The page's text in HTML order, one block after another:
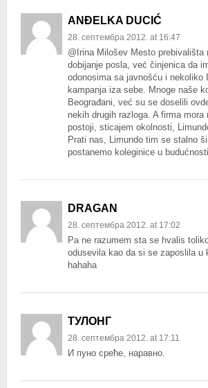
ANĐELKA DUCIĆ
28. септембра 2012. at 16:47
@Irina Milošev Mesto prebivališta
dobijanje posla, već činjenica da
odonosima sa javnošću i nekoliko
kampanja iza sebe. Mnoge naše
Beograđani, već su se doselili
nekih drugih razloga. A firma
postoji, sticajem okolnosti,
Prati nas, Limundo tim se stalno
postanemo koleginice u
DRAGAN
28. септембра 2012. at 17:02
Pa ne razumem sta se hvalis
odusevila kao da si se zaposlila u
hahaha
ТУЛОНГ
28. септембра 2012. at 17:11
И пуно среће, наравно.